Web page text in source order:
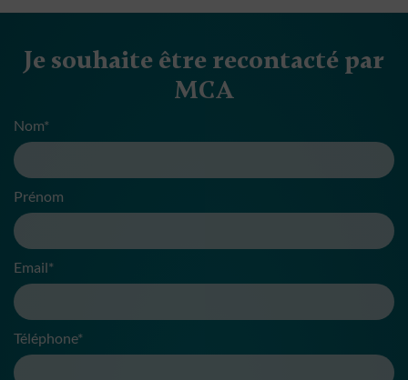
Je souhaite être recontacté par
MCA
Nom*
Prénom
Email*
Téléphone*